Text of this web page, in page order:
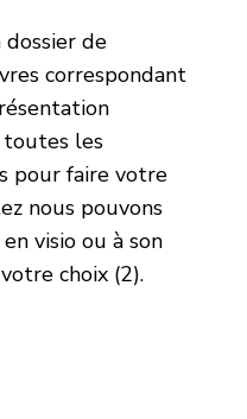
dossier de
correspondant
les
pour faire votre
nous pouvons
visio ou à son
choix (2).